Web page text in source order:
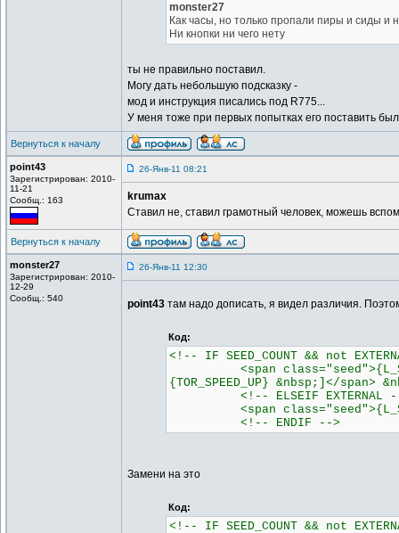
monster27
Как часы, но только пропали пиры и сиды и
Ни кнопки ни чего нету
ты не правильно поставил.
Могу дать небольшую подсказку -
мод и инструкция писались под R775...
У меня тоже при первых попытках его поставить
Вернуться к началу
point43
Зарегистрирован: 2010-
11-21
Сообщ.: 163
26-Янв-11 08:21
krumax
Ставил не, ставил грамотный человек, можешь
Вернуться к началу
monster27
Зарегистрирован: 2010-
12-29
Сообщ.: 540
26-Янв-11 12:30
point43 там надо дописать, я видел различия.
Код:
<!-- IF SEED_COUNT && not
<span
{TOR_SPEED_UP} &nbsp;]</span>
<!-- ELSEIF EXTERNAL
<span
<!-- ENDIF -->
Замени на это
Код:
<!-- IF SEED_COUNT && not